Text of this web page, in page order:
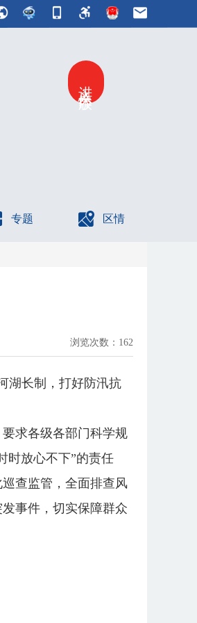
专题 区情
浏览次数： 162
湖长制，打好防汛抗
求各级各部门科学规
时放心不下”的责任
查监管，全面排查风
事件，切实保障群众